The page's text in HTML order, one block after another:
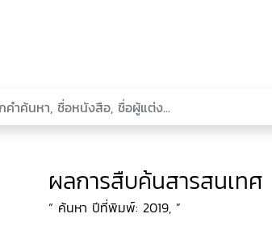
ผลการสืบค้นสารสนเทศ
“ ค้นหา ปีที่พิมพ์: 2019, ”